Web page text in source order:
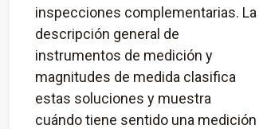
inspecciones complementarias. La
descripción general de
instrumentos de medición y
magnitudes de medida clasifica
estas soluciones y muestra
cuándo tiene sentido una medición